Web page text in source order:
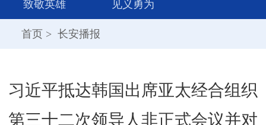
致敬英雄
见义勇为
首页 > 长安播报
习近平抵达韩国出席亚太经合组织
第三十二次领导人非正式会议并对